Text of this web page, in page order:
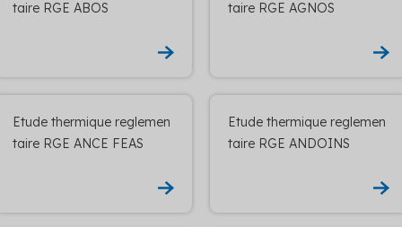
taire RGE ABOS
taire RGE AGNOS
Etude thermique reglemen
taire RGE ANCE FEAS
Etude thermique reglemen
taire RGE ANDOINS